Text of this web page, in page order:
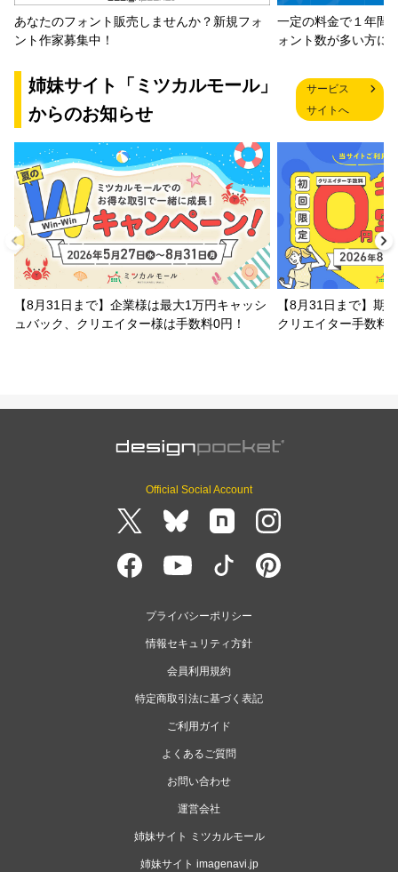
あなたのフォント販売しませんか？新規フォ
ント作家募集中！
一定の料金で１年間
ォント数が多い方に
姉妹サイト「ミツカルモール」
からのお知らせ
サービス
サイトへ
【8月31日まで】企業様は最大1万円キャッシ
ュバック、クリエイター様は手数料0円！
【8月31日まで】期
クリエイター手数料
Official Social Account
プライバシーポリシー
情報セキュリティ方針
会員利用規約
特定商取引法に基づく表記
ご利用ガイド
よくあるご質問
お問い合わせ
運営会社
姉妹サイト ミツカルモール
姉妹サイト imagenavi.jp